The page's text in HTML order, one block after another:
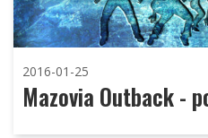
2016-01-25
Mazovia Outback -